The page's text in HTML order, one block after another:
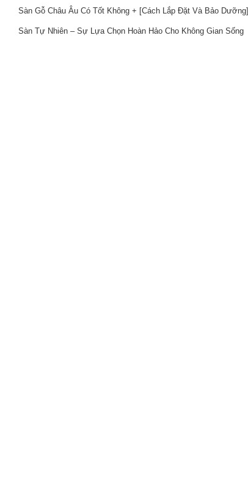
Sàn Gỗ Châu Âu Có Tốt Không + [Cách Lắp Đặt Và Bảo Dưỡng]
Sàn Tự Nhiên – Sự Lựa Chọn Hoàn Hảo Cho Không Gian Sống